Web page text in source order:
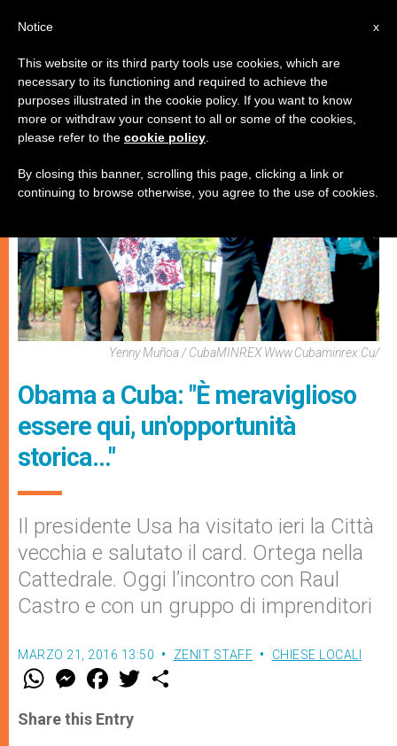
CHIESE LOCALI
Yenny Muñoa / CubaMINREX Www.cubaminrex.cu/
Obama a Cuba: "È meraviglioso
essere qui, un'opportunità
storica…"
Il presidente Usa ha visitato ieri la Città
vecchia e salutato il card. Ortega nella
Cattedrale. Oggi l’incontro con Raul
Castro e con un gruppo di imprenditori
MARZO 21, 2016 13:50 ZENIT STAFF CHIESE LOCALI
W
t
s
M
e
s
e
F
a
e
b
w
Share this Entry
x
Notice
This website or its third party tools use cookies, which are
necessary to its functioning and required to achieve the
purposes illustrated in the cookie policy. If you want to know
more or withdraw your consent to all or some of the cookies,
please refer to the cookie policy
By closing this banner, scrolling this page, clicking a link or
continuing to browse otherwise, you agree to the use of cookies.